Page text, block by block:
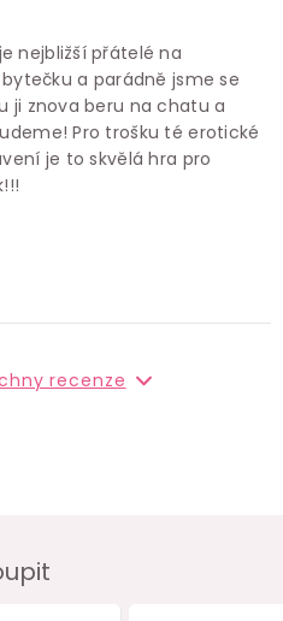
nejbližší přátelé na
a parádně jsme se
ji znova beru na chatu a
Pro trošku té erotické
je to skvělá hra pro
recenze